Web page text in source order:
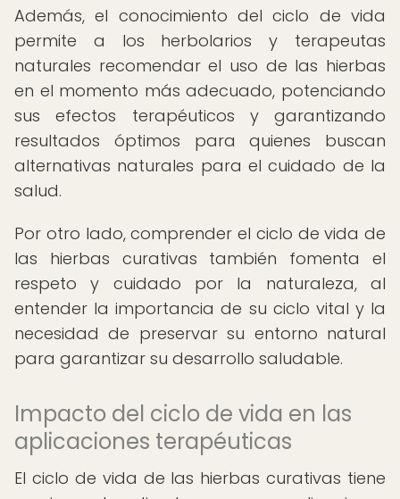
Además, el conocimiento del ciclo de vida
permite a los herbolarios y terapeutas
naturales recomendar el uso de las hierbas
en el momento más adecuado, potenciando
sus efectos terapéuticos y garantizando
resultados óptimos para quienes buscan
alternativas naturales para el cuidado de la
salud.
Por otro lado, comprender el ciclo de vida de
las hierbas curativas también fomenta el
respeto y cuidado por la naturaleza, al
entender la importancia de su ciclo vital y la
necesidad de preservar su entorno natural
para garantizar su desarrollo saludable.
Impacto del ciclo de vida en las
aplicaciones terapéuticas
El ciclo de vida de las hierbas curativas tiene